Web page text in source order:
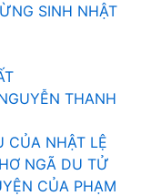
SINH NHẬT
THANH
CỦA NHẬT LỆ
NGÃ DU TỬ
CỦA PHẠM